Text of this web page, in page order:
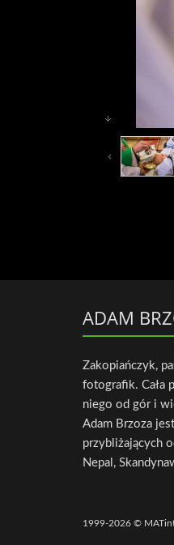
ADAM
Zakopiańczyk,
fotografik. Cała
niego od gór i
Adam Brzoza
przybliżających
Nepal,
1999-2026 ©